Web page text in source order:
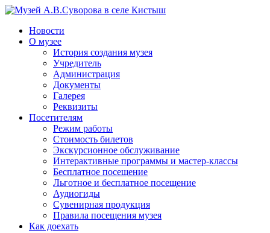
Новости
О музее
История создания музея
Учредитель
Администрация
Документы
Галерея
Реквизиты
Посетителям
Режим работы
Стоимость билетов
Экскурсионное обслуживание
Интерактивные программы и мастер-классы
Бесплатное посещение
Льготное и бесплатное посещение
Аудиогиды
Сувенирная продукция
Правила посещения музея
Как доехать